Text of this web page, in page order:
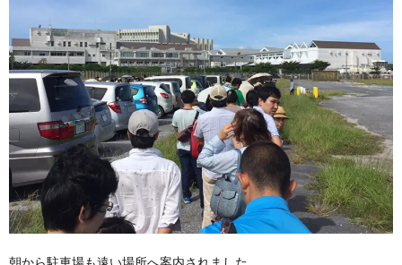
朝から駐車場も遠い場所へ案内されました